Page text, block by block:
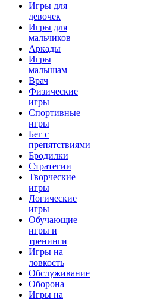
Игры для
девочек
Игры для
мальчиков
Аркады
Игры
малышам
Врач
Физические
игры
Спортивные
игры
Бег с
препятствиями
Бродилки
Стратегии
Творческие
игры
Логические
игры
Обучающие
игры и
тренинги
Игры на
ловкость
Обслуживание
Оборона
Игры на